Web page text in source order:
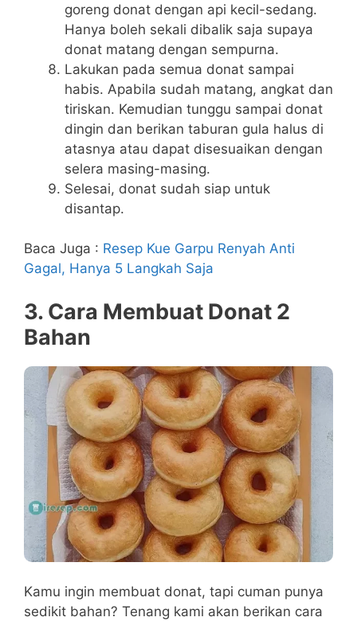
goreng donat dengan api kecil-sedang.
Hanya boleh sekali dibalik saja supaya
donat matang dengan sempurna.
Lakukan pada semua donat sampai
habis. Apabila sudah matang, angkat dan
tiriskan. Kemudian tunggu sampai donat
dingin dan berikan taburan gula halus di
atasnya atau dapat disesuaikan dengan
selera masing-masing.
Selesai, donat sudah siap untuk
disantap.
Baca Juga : Resep Kue Garpu Renyah Anti
Gagal, Hanya 5 Langkah Saja
3. Cara Membuat Donat 2
Bahan
Kamu ingin membuat donat, tapi cuman punya
sedikit bahan? Tenang kami akan berikan cara